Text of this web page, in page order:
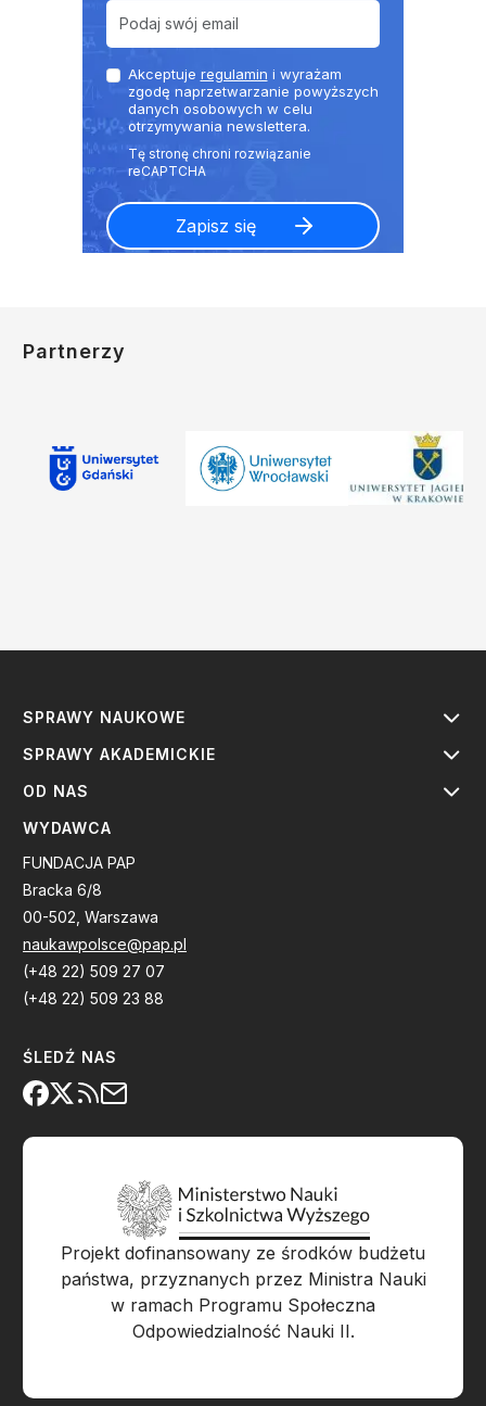
Akceptuje regulamin i wyrażam
zgodę naprzetwarzanie powyższych
danych osobowych w celu
otrzymywania newslettera.
Partnerzy
SPRAWY NAUKOWE
SPRAWY AKADEMICKIE
OD NAS
WYDAWCA
FUNDACJA PAP
Bracka 6/8
00-502, Warszawa
naukawpolsce@pap.pl
(+48 22) 509 27 07
(+48 22) 509 23 88
ŚLEDŹ NAS
Projekt dofinansowany ze środków budżetu
państwa, przyznanych przez Ministra Nauki
w ramach Programu Społeczna
Odpowiedzialność Nauki II.